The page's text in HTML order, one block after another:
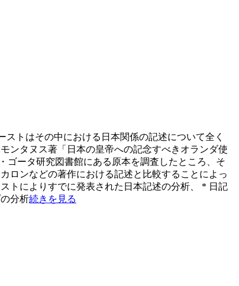
トはその中における日本関係の記述について全く
ンタヌス著「日本の皇帝への記念すべきオランダ使
ゴータ研究図書館にある原本を調査したところ、そ
ロンなどの著作における記述と比較することによっ
トによりすでに発表された日本記述の分析、 * 日記
分析続きを見る